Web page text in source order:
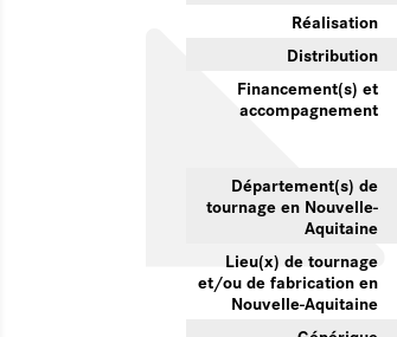
Réalisation
Distribution
Financement(s) et
accompagnement
Département(s) de
tournage en Nouvelle-
Aquitaine
Lieu(x) de tournage
et/ou de fabrication en
Nouvelle-Aquitaine